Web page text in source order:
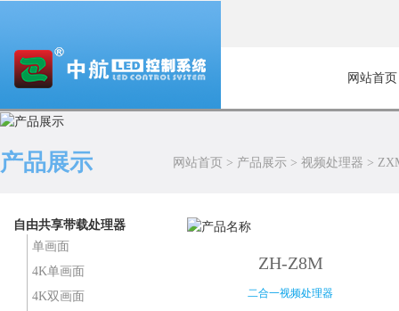
网站首页
产品展示 网站首页 > 产品展示 > 视频处理器 >
自由共享带载处理器
单画面
4K单画面
4K双画面
ZH-Z8M
二合一视频处理器